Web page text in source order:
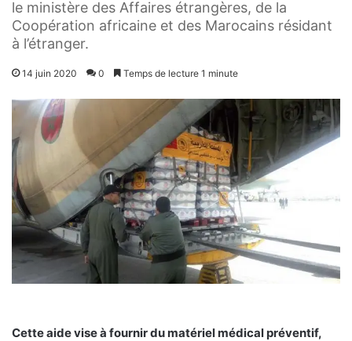
le ministère des Affaires étrangères, de la
Coopération africaine et des Marocains résidant
à l’étranger.
14 juin 2020 0 Temps de lecture 1 minute
Cette aide vise à fournir du matériel médical préventif,